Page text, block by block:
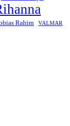
Rahim VALMAR